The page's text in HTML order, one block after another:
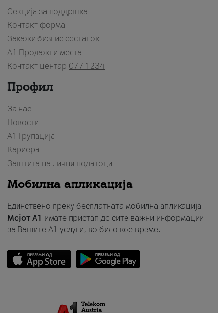
Секција за поддршка
Контакт форма
Закажи бизнис состанок
A1 Продажни места
Контакт центар 077 1234
Профил
За нас
Новости
А1 Групација
Кариера
Заштита на лични податоци
Мобилна апликација
Единствено преку бесплатната мобилна апликација
Мојот A1 имате пристап до сите важни информации
за Вашите A1 услуги, во било кое време.